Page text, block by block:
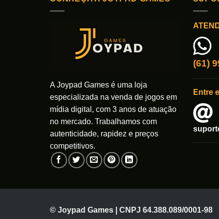
As
opções
podem
ser
na
página
produto
A Joypad Games é uma loja
especializada na venda de jogos em
mídia digital, com 3 anos de atuação
no mercado. Trabalhamos com
autenticidade, rapidez e preços
competitivos.
(61)
Entre
© Joypad Games | CNPJ 64.388.089/0001-98